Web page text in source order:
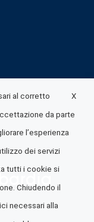
X
al corretto
da parte
l’esperienza
dei servizi
tutti i cookie si
Chiudendo il
necessari alla